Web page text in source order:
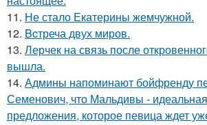
11. Не стало Екатерины жемчужной.
12. Bcтреча двух миров.
13. Лерчек на связь после
вышла.
14. Админы напоминают бойфренду
Семенович, что Мальдивы -
предложения, которое певица ждет